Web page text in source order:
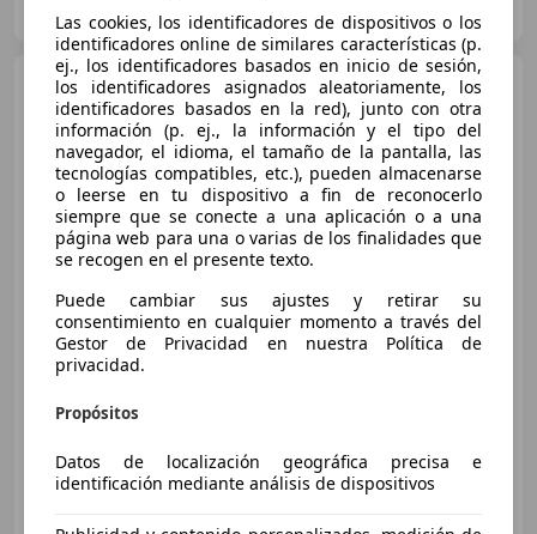
Fiat 500L500L 1.4 Lounge
Lounge
Las cookies, los identificadores de dispositivos o los
identificadores online de similares características (p.
ej., los identificadores basados en inicio de sesión,
los identificadores asignados aleatoriamente, los
identificadores basados en la red), junto con otra
información (p. ej., la información y el tipo del
navegador, el idioma, el tamaño de la pantalla, las
tecnologías compatibles, etc.), pueden almacenarse
o leerse en tu dispositivo a fin de reconocerlo
siempre que se conecte a una aplicación o a una
página web para una o varias de los finalidades que
se recogen en el presente texto.
Puede cambiar sus ajustes y retirar su
consentimiento en cualquier momento a través del
Gestor de Privacidad en nuestra Política de
privacidad.
Propósitos
Datos de localización geográfica precisa e
identificación mediante análisis de dispositivos